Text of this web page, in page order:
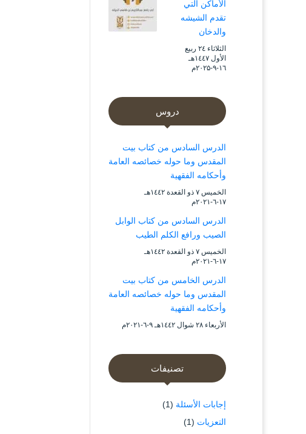
الأماكن التي
تقدم الشيشه
والدخان
الثلاثاء ۲٤ ربيع
الأول ۱٤٤۷هـ
۱٦-۹-۲۰۲۵م
دروس
الدرس السادس من كتاب بيت
المقدس وما حوله خصائصه العامة
وأحكامه الفقهية
الخميس ۷ ذو القعدة ۱٤٤۲هـ
۱۷-٦-۲۰۲۱م
الدرس السادس من كتاب الوابل
الصيب ورافع الكلم الطيب
الخميس ۷ ذو القعدة ۱٤٤۲هـ
۱۷-٦-۲۰۲۱م
الدرس الخامس من كتاب بيت
المقدس وما حوله خصائصه العامة
وأحكامه الفقهية
الأربعاء ۲۸ شوال ۱٤٤۲هـ ۹-٦-۲۰۲۱م
تصنيفات
إجابات الأسئلة (1)
التعزيات (1)